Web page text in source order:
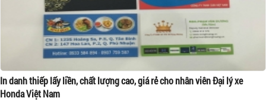
In danh thiếp lấy liền, chất lượng cao, giá rẻ cho nhân viên Đại lý xe
Honda Việt Nam